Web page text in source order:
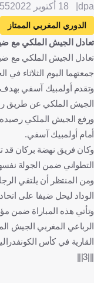
dpa 18 أكتوبر 2022
الدوري المغربي الممتاز
أولمبيك آسفي
تعادل الجيش الملكي مع ضيفه
جمعتهما اليوم الثلاثاء
الجيش الملكي عن طريق رضا سليم
أمام أولمبيك آسفي.
وكان فريق نهضة بركان قد
التطواني ضمن الجولة
ومن المنتظر أن يلتقي
الوداد ليحل ضيفا على
وتأتي هذه المباراة ضمن
الرباعي المغربي الجيش
القارية في كأس
|||3|||